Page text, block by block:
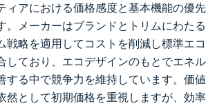
ィアにおける価格感度と基本機能の優先
。メーカーはブランドとトリムにわたる
戦略を適用してコストを削減し標準エコ
しており、エコデザインのもとでエネル
する中で競争力を維持しています。価値
然として初期価格を重視しますが、効率